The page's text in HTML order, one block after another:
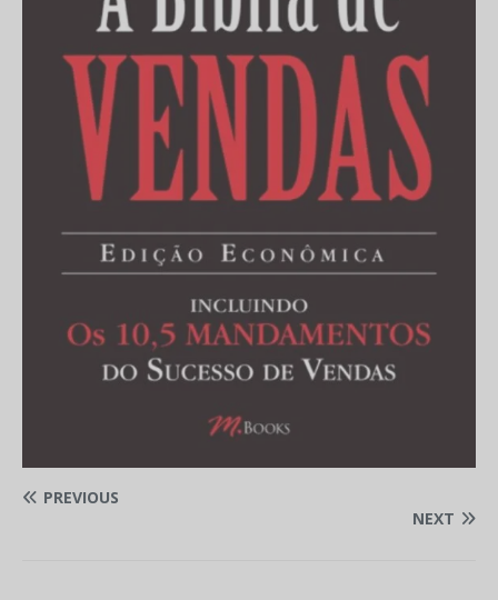
PREVIOUS
NEXT